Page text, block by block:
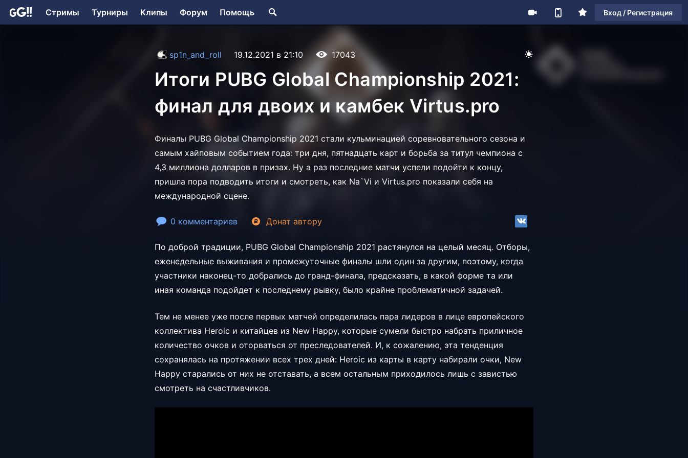
Стримы Турниры Клипы Форум Помощь Вход / Регистрация
sp1n_and_roll 19.12.2021 в 21:10 17043
Итоги PUBG Global Championship 2021:
финал для двоих и камбек Virtus.pro
Финалы PUBG Global Championship 2021 стали кульминацией соревновательного сезона и
самым хайповым событием года: три дня, пятнадцать карт и борьба за титул чемпиона с
4,3 миллиона долларов в призах. Ну а раз последние матчи успели подойти к концу,
пришла пора подводить итоги и смотреть, как Na`Vi и Virtus.pro показали себя на
международной сцене.
0 комментариев Донат автору
По доброй традиции, PUBG Global Championship 2021 растянулся на целый месяц. Отборы,
еженедельные выживания и промежуточные финалы шли один за другим, поэтому, когда
участники наконец-то добрались до гранд-финала, предсказать, в какой форме та или
иная команда подойдет к последнему рывку, было крайне проблематичной задачей.
Тем не менее уже после первых матчей определилась пара лидеров в лице европейского
коллектива Heroic и китайцев из New Happy, которые сумели быстро набрать приличное
количество очков и оторваться от преследователей. И, к сожалению, эта тенденция
сохранялась на протяжении всех трех дней: Heroic из карты в карту набирали очки, New
Happy старались от них не отставать, а всем остальным приходилось лишь с завистью
смотреть на счастливчиков.